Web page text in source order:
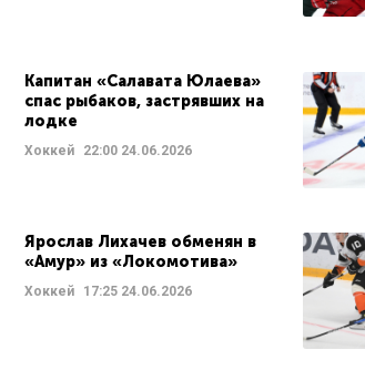
Капитан «Салавата Юлаева»
спас рыбаков, застрявших на
лодке
Хоккей 22:00 24.06.2026
Ярослав Лихачев обменян в
«Амур» из «Локомотива»
Хоккей 17:25 24.06.2026